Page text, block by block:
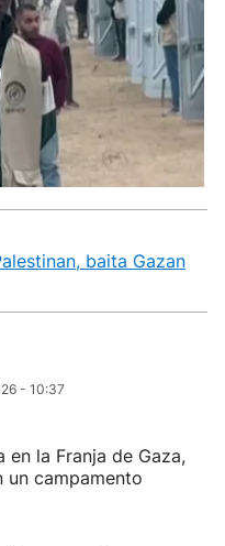
baita Gazan
- 10:37
en la Franja de Gaza,
un campamento